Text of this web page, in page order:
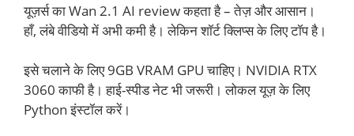
यूज़र्स का Wan 2.1 AI review कहता है – तेज़ और आसान।
हाँ, लंबे वीडियो में अभी कमी है। लेकिन शॉर्ट क्लिप्स के लिए टॉप है।
इसे चलाने के लिए 9GB VRAM GPU चाहिए। NVIDIA RTX
3060 काफी है। हाई-स्पीड नेट भी जरूरी। लोकल यूज़ के लिए
Python इंस्टॉल करें।